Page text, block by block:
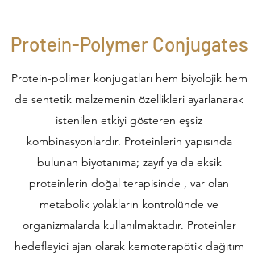
Protein-Polymer Conjugates
Protein-polimer konjugatları hem biyolojik hem
de sentetik malzemenin özellikleri ayarlanarak
istenilen etkiyi gösteren eşsiz
kombinasyonlardır. Proteinlerin yapısında
bulunan biyotanıma; zayıf ya da eksik
proteinlerin doğal terapisinde , var olan
metabolik yolakların kontrolünde ve
organizmalarda kullanılmaktadır. Proteinler
hedefleyici ajan olarak kemoterapötik dağıtım